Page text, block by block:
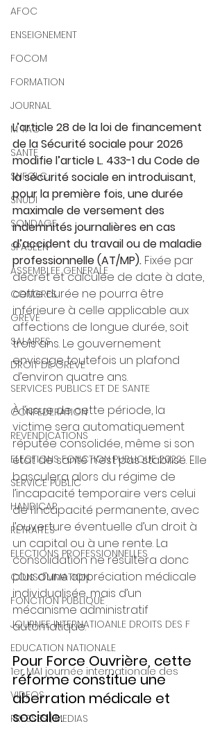
AFOC
ENSEIGNEMENT
FOCOM
FORMATION
JOURNAL
M TAG
SANTE
SNFOLC
SNUDI
SONDAGE
SPASEEN
ASSEMBLEE GENERALE
CONGRES
GREVE
SALAIRES
DROIT DE GREVE
SERVICES PUBLICS ET DE SANTE
CONFEDERATION
REVENDICATIONS
ELECTIONS FONCTION PUBLIQUE 2022
SERVICE PUBLIC
HANDICAP
RETRAITES
ELECTIONS PROFESSIONNELLES
CONSOMMATION
FONCTION PUBLIQUE
JOURNEE INTERNATIOANLE DROITS DES F
EDUCATION NATIONALE
1er MAI journée internationale des
VIDEOS
PRESSES | MEDIAS
L’article 28 de la loi de financement
de la Sécurité sociale pour 2026
modifie l’article L. 433-1 du Code de
la sécurité sociale en introduisant,
pour la première fois, une durée
maximale de versement des
indemnités journalières en cas
d’accident du travail ou de maladie
professionnelle (AT/MP). Fixée par
décret et calculée de date à date,
cette durée ne pourra être
inférieure à celle applicable aux
affections de longue durée, soit
trois ans. Le gouvernement
envisage toutefois un plafond
d’environ quatre ans.
À l’issue de cette période, la
victime sera automatiquement
réputée consolidée, même si son
état de santé n’est pas stabilisé. Elle
basculera alors du régime de
l’incapacité temporaire vers celui
de l’incapacité permanente, avec
l’ouverture éventuelle d’un droit à
un capital ou à une rente. La
consolidation ne résultera donc
plus d’une appréciation médicale
individualisée, mais d’un
mécanisme administratif
automatique.
Pour Force Ouvrière, cette
réforme constitue une
aberration médicale et
sociale.